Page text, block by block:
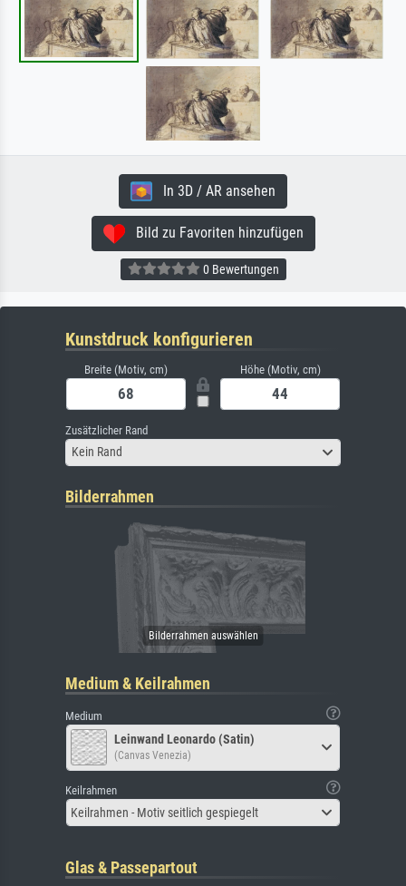
In 3D / AR ansehen
Bild zu Favoriten hinzufügen
0 Bewertungen
Kunstdruck konfigurieren
Breite (Motiv, cm) Höhe (Motiv, cm)
Zusätzlicher Rand
Kein Rand
Bilderrahmen
Medium & Keilrahmen
Medium
Leinwand Leonardo (Satin)
(Canvas Venezia)
Keilrahmen
Keilrahmen - Motiv seitlich gespiegelt
Glas & Passepartout